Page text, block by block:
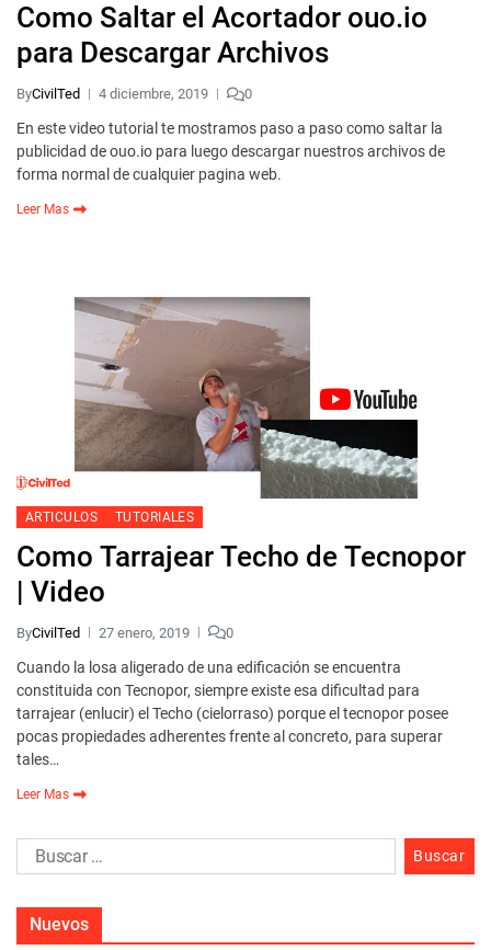
Como Saltar el Acortador ouo.io
para Descargar Archivos
ByCivilTed 4 diciembre, 2019 0
En este video tutorial te mostramos paso a paso como saltar la
publicidad de ouo.io para luego descargar nuestros archivos de
forma normal de cualquier pagina web.
Leer Mas
ARTICULOS TUTORIALES
Como Tarrajear Techo de Tecnopor
| Video
ByCivilTed 27 enero, 2019 0
Cuando la losa aligerado de una edificación se encuentra
constituida con Tecnopor, siempre existe esa dificultad para
tarrajear (enlucir) el Techo (cielorraso) porque el tecnopor posee
pocas propiedades adherentes frente al concreto, para superar
tales…
Leer Mas
Nuevos